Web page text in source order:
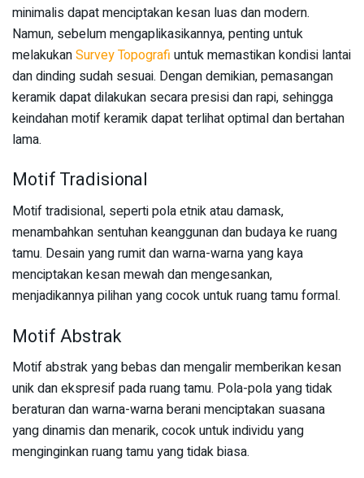
minimalis dapat menciptakan kesan luas dan modern.
Namun, sebelum mengaplikasikannya, penting untuk
melakukanSurvey Topografi untuk memastikan kondisi lantai
dan dinding sudah sesuai. Dengan demikian, pemasangan
keramik dapat dilakukan secara presisi dan rapi, sehingga
keindahan motif keramik dapat terlihat optimal dan bertahan
lama.
Motif Tradisional
Motif tradisional, seperti pola etnik atau damask,
menambahkan sentuhan keanggunan dan budaya ke ruang
tamu. Desain yang rumit dan warna-warna yang kaya
menciptakan kesan mewah dan mengesankan,
menjadikannya pilihan yang cocok untuk ruang tamu formal.
Motif Abstrak
Motif abstrak yang bebas dan mengalir memberikan kesan
unik dan ekspresif pada ruang tamu. Pola-pola yang tidak
beraturan dan warna-warna berani menciptakan suasana
yang dinamis dan menarik, cocok untuk individu yang
menginginkan ruang tamu yang tidak biasa.